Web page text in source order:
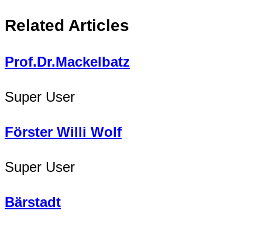
Related Articles
Prof.Dr.Mackelbatz
Super User
Förster Willi Wolf
Super User
Bärstadt